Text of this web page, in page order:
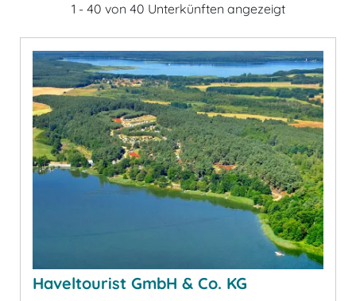
1 - 40 von 40 Unterkünften angezeigt
Haveltourist GmbH & Co. KG